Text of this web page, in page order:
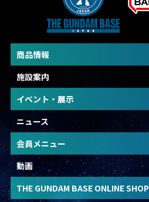
商品情報
施設案内
イベント・展示
ニュース
会員メニュー
動画
THE GUNDAM BASE ONLINE SHOP